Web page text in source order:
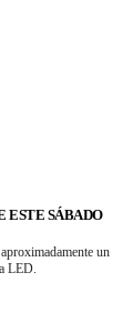
ESTE SÁBADO
un
LED.